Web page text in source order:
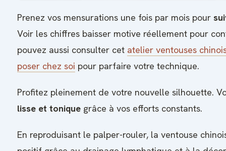
Prenez vos mensurations une fois par mois pour
Voir les chiffres baisser motive réellement pour
pouvez aussi consulter cet atelier ventouses
poser chez soi pour parfaire votre technique.
Profitez pleinement de votre nouvelle silhouette.
lisse et tonique grâce à vos efforts constants.
En reproduisant le palper-rouler, la ventouse